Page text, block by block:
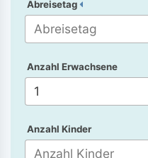
Abreisetag
Anzahl Erwachsene
Anzahl Kinder